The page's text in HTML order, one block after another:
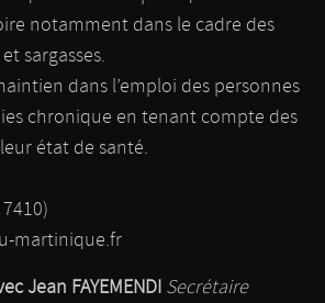
notamment dans le cadre des
sargasses.
dans l’emploi des personnes
chronique en tenant compte des
état de santé.
martinique.fr
Jean FAYEMENDI Secrétaire